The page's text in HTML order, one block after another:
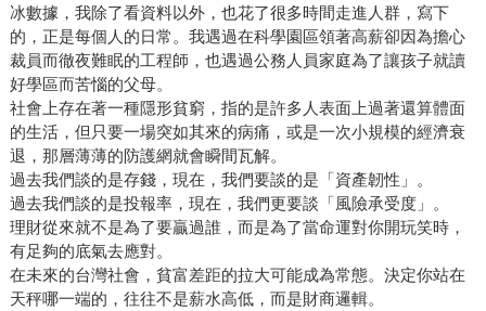
冰數據，我除了看資料以外，也花了很多時間走進人群，寫下
的，正是每個人的日常。我遇過在科學園區領著高薪卻因為擔心
裁員而徹夜難眠的工程師，也遇過公務人員家庭為了讓孩子就讀
好學區而苦惱的父母。
社會上存在著一種隱形貧窮，指的是許多人表面上過著還算體面
的生活，但只要一場突如其來的病痛，或是一次小規模的經濟衰
退，那層薄薄的防護網就會瞬間瓦解。
過去我們談的是存錢，現在，我們要談的是「資產韌性」。
過去我們談的是投報率，現在，我們更要談「風險承受度」。
理財從來就不是為了要贏過誰，而是為了當命運對你開玩笑時，
有足夠的底氣去應對。
在未來的台灣社會，貧富差距的拉大可能成為常態。決定你站在
天秤哪一端的，往往不是薪水高低，而是財商邏輯。